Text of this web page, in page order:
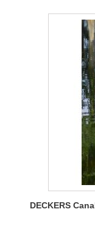
DECKERS